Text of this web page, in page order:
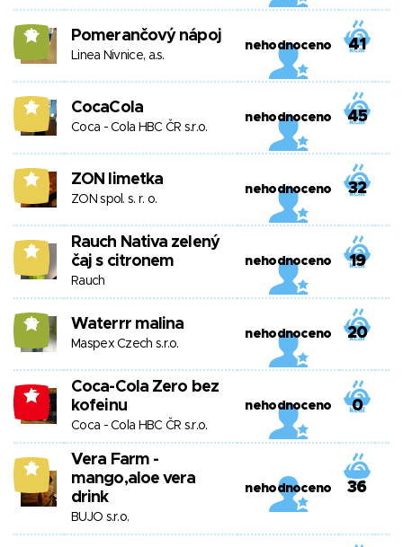
13 Pomerančový nápoj
Linea Nivnice, a.s.
nehodnoceno 41
5 CocaCola
Coca - Cola HBC ČR s.r.o.
nehodnoceno 45
6 ZON limetka
ZON spol. s. r. o.
nehodnoceno 32
7
Rauch Nativa zelený
čaj s citronem
Rauch
nehodnoceno 19
12 Waterrr malina
Maspex Czech s.r.o.
nehodnoceno 20
-5
Coca-Cola Zero bez
kofeinu
Coca - Cola HBC ČR s.r.o.
nehodnoceno 0
7
Vera Farm -
mango,aloe vera
drink
BUJO s.r.o.
nehodnoceno 36